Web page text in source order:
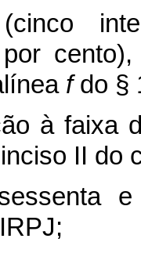
fdo §
à faixa
II do